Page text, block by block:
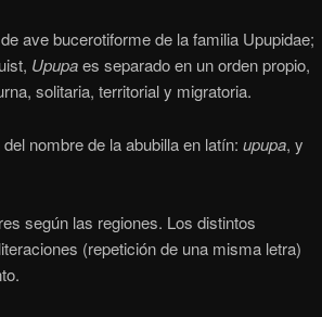
ave bucerotiforme de la familia Upupidae;
Upupaes separado en un orden propio,
solitaria, territorial y migratoria.
nombre de la abubilla en latín: upupa, y
según las regiones. Los distintos
(repetición de una misma letra)